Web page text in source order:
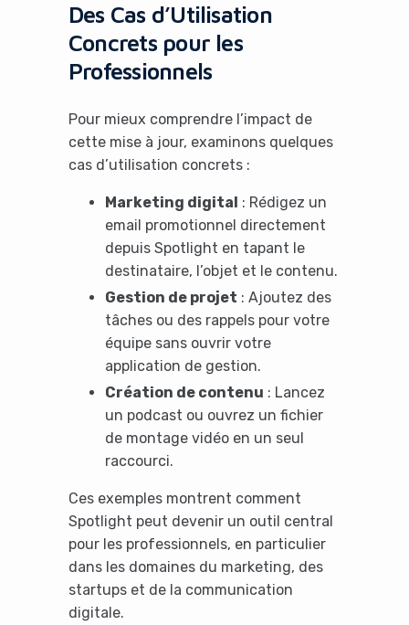
Des Cas d’Utilisation
Concrets pour les
Professionnels
Pour mieux comprendre l’impact de
cette mise à jour, examinons quelques
cas d’utilisation concrets :
Marketing digital : Rédigez un
email promotionnel directement
depuis Spotlight en tapant le
destinataire, l’objet et le contenu.
Gestion de projet : Ajoutez des
tâches ou des rappels pour votre
équipe sans ouvrir votre
application de gestion.
Création de contenu : Lancez
un podcast ou ouvrez un fichier
de montage vidéo en un seul
raccourci.
Ces exemples montrent comment
Spotlight peut devenir un outil central
pour les professionnels, en particulier
dans les domaines du marketing, des
startups et de la communication
digitale.
It looks like you're
using an ad-blocker!